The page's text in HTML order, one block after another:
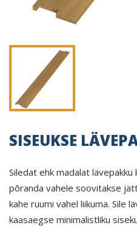
SISEUKSE
Siledat ehk madalat
põranda vahele soovitakse
kahe ruumi vahel liikuma. Sile
kaasaegse minimalistliku